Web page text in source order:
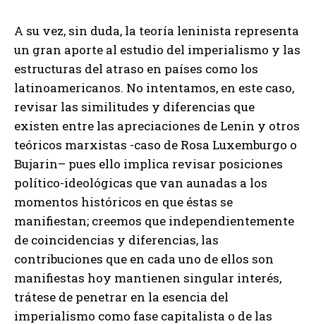
A su vez, sin duda, la teoría leninista representa
un gran aporte al estudio del imperialismo y las
estructuras del atraso en países como los
latinoamericanos. No intentamos, en este caso,
revisar las similitudes y diferencias que
existen entre las apreciaciones de Lenin y otros
teóricos marxistas -caso de Rosa Luxemburgo o
Bujarin– pues ello implica revisar posiciones
político-ideológicas que van aunadas a los
momentos históricos en que éstas se
manifiestan; creemos que independientemente
de coincidencias y diferencias, las
contribuciones que en cada uno de ellos son
manifiestas hoy mantienen singular interés,
trátese de penetrar en la esencia del
imperialismo como fase capitalista o de las